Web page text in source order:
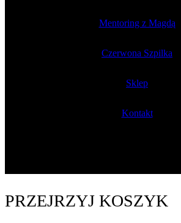
Mentoring z Magdą
Czerwona Szpilka
Sklep
Kontakt
PRZEJRZYJ KOSZYK